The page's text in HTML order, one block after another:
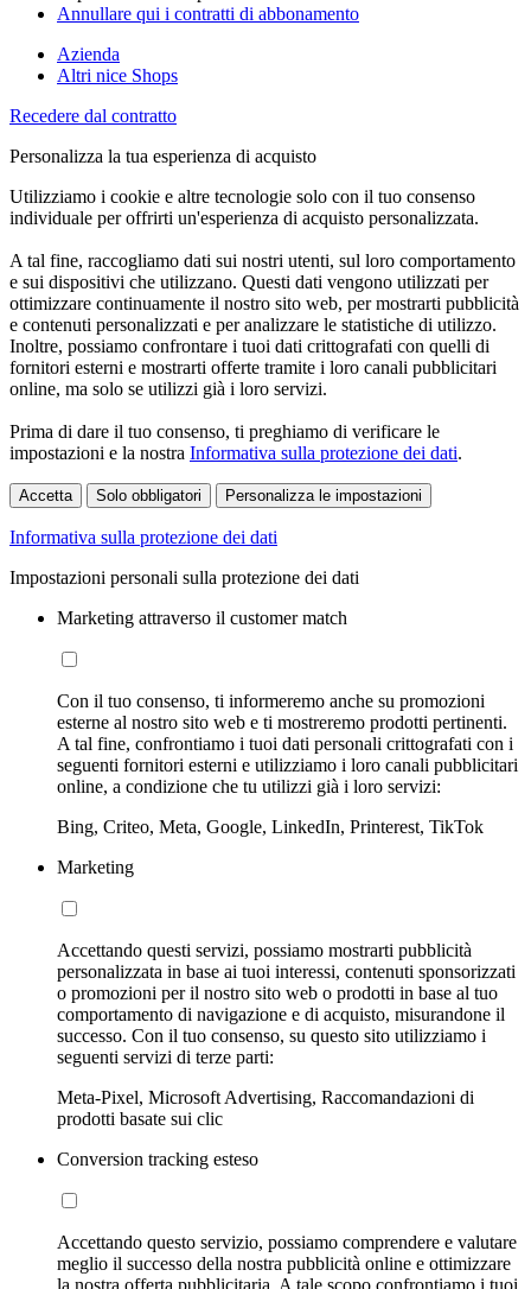
Annullare qui i contratti di abbonamento
Azienda
Altri nice Shops
Recedere dal contratto
Personalizza la tua esperienza di acquisto
Utilizziamo i cookie e altre tecnologie solo con il tuo consenso
individuale per offrirti un'esperienza di acquisto personalizzata.
A tal fine, raccogliamo dati sui nostri utenti, sul loro comportamento
e sui dispositivi che utilizzano. Questi dati vengono utilizzati per
ottimizzare continuamente il nostro sito web, per mostrarti pubblicità
e contenuti personalizzati e per analizzare le statistiche di utilizzo.
Inoltre, possiamo confrontare i tuoi dati crittografati con quelli di
fornitori esterni e mostrarti offerte tramite i loro canali pubblicitari
online, ma solo se utilizzi già i loro servizi.
Prima di dare il tuo consenso, ti preghiamo di verificare le
impostazioni e la nostra Informativa sulla protezione dei dati.
Accetta Solo obbligatori Personalizza le impostazioni
Informativa sulla protezione dei dati
Impostazioni personali sulla protezione dei dati
Marketing attraverso il customer match
Con il tuo consenso, ti informeremo anche su promozioni
esterne al nostro sito web e ti mostreremo prodotti pertinenti.
A tal fine, confrontiamo i tuoi dati personali crittografati con i
seguenti fornitori esterni e utilizziamo i loro canali pubblicitari
online, a condizione che tu utilizzi già i loro servizi:
Bing, Criteo, Meta, Google, LinkedIn, Printerest, TikTok
Marketing
Accettando questi servizi, possiamo mostrarti pubblicità
personalizzata in base ai tuoi interessi, contenuti sponsorizzati
o promozioni per il nostro sito web o prodotti in base al tuo
comportamento di navigazione e di acquisto, misurandone il
successo. Con il tuo consenso, su questo sito utilizziamo i
seguenti servizi di terze parti:
Meta-Pixel, Microsoft Advertising, Raccomandazioni di
prodotti basate sui clic
Conversion tracking esteso
Accettando questo servizio, possiamo comprendere e valutare
meglio il successo della nostra pubblicità online e ottimizzare
la nostra offerta pubblicitaria. A tale scopo confrontiamo i tuoi